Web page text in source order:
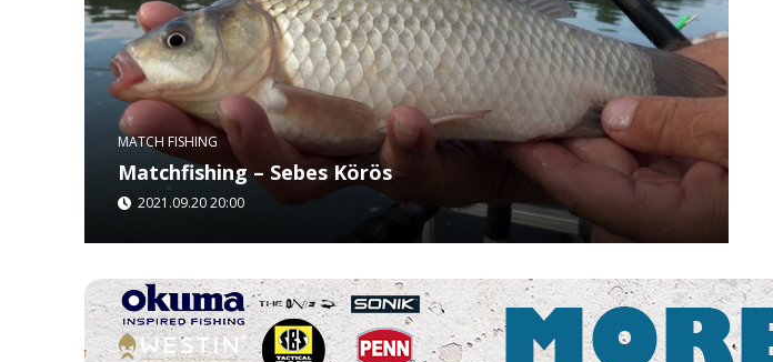
MATCH FISHING
Matchfishing – Sebes Körös
2021.09.20 20:00
Szilárd vyrástol a stal sa rybárom na brehu tejto rieky. Teraz sa spolu so
Szabolcsom vracia na miesta prvých lovov na rieku Sebes-Körös. Aj tento